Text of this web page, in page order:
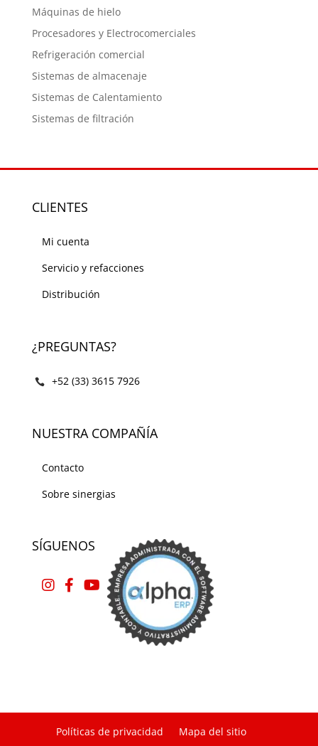
Máquinas de hielo
Procesadores y Electrocomerciales
Refrigeración comercial
Sistemas de almacenaje
Sistemas de Calentamiento
Sistemas de filtración
CLIENTES
Mi cuenta
Servicio y refacciones
Distribución
¿PREGUNTAS?
+52 (33) 3615 7926
NUESTRA COMPAÑÍA
Contacto
Sobre sinergias
SÍGUENOS
Políticas de privacidad Mapa del sitio